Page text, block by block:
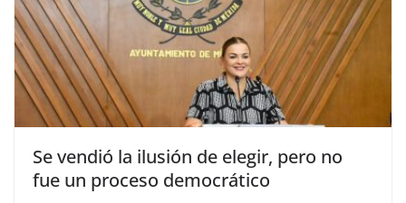
Se vendió la ilusión de elegir, pero no
fue un proceso democrático